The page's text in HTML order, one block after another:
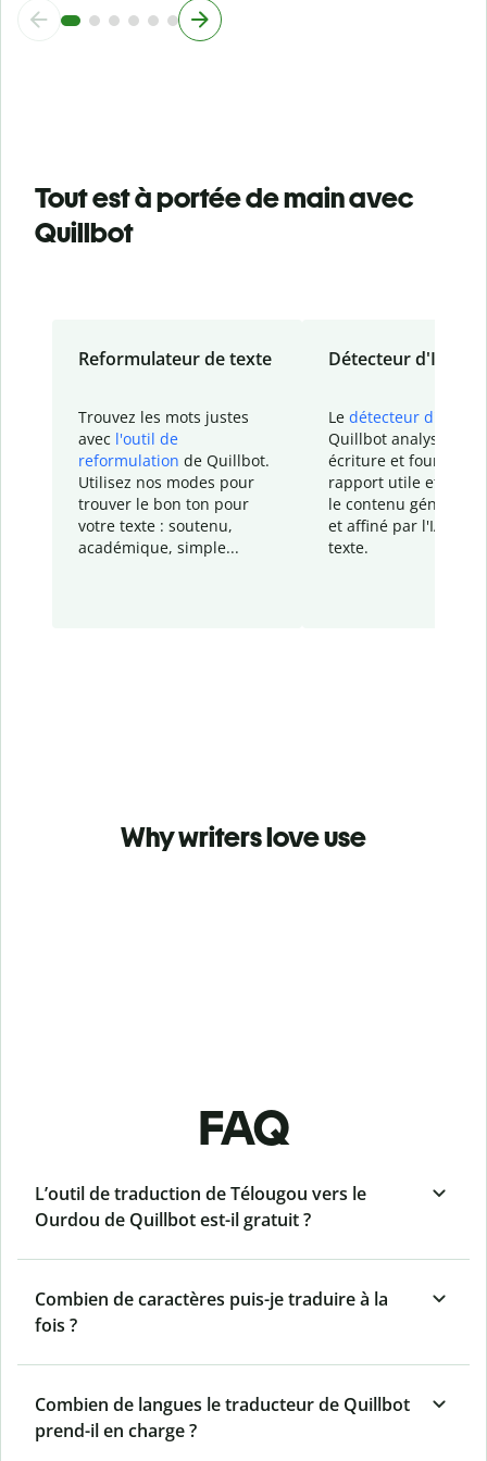
Tout est à portée de main avec
Quillbot
Reformulateur de texte
Trouvez les mots justes
avec l'outil de
reformulation de Quillbot.
Utilisez nos modes pour
trouver le bon ton pour
votre texte : soutenu,
académique, simple...
Détecteur d'IA
Le détecteur d'IA
Quillbot analyse votre
écriture et fournit un
rapport utile et
le contenu généré
et affiné par l'IA
texte.
Why writers love use
FAQ
L’outil de traduction de Télougou vers le
Ourdou de Quillbot est-il gratuit ?
Combien de caractères puis-je traduire à la
fois ?
Combien de langues le traducteur de Quillbot
prend-il en charge ?